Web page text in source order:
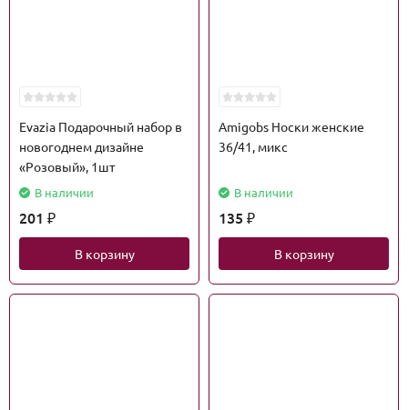
Evazia Подарочный набор в
новогоднем дизайне
«Розовый», 1шт
В наличии
201 ₽
В корзину
Amigobs Носки женские
36/41, микс
В наличии
135 ₽
В корзину